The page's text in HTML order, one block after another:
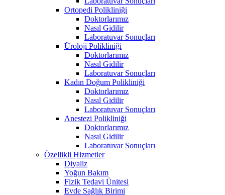
Ortopedi Polikliniği
Doktorlarımız
Nasıl Gidilir
Laboratuvar Sonuçları
Üroloji Polikliniği
Doktorlarımız
Nasıl Gidilir
Laboratuvar Sonuçları
Kadın Doğum Polikliniği
Doktorlarımız
Nasıl Gidilir
Laboratuvar Sonuçları
Anestezi Polikliniği
Doktorlarımız
Nasıl Gidilir
Laboratuvar Sonuçları
Özellikli Hizmetler
Diyaliz
Yoğun Bakım
Fizik Tedavi Ünitesi
Evde Sağlık Birimi